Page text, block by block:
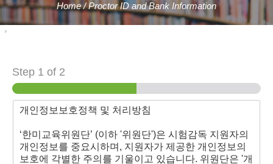
Home /Proctor ID and Bank Information
Step 1 of 2